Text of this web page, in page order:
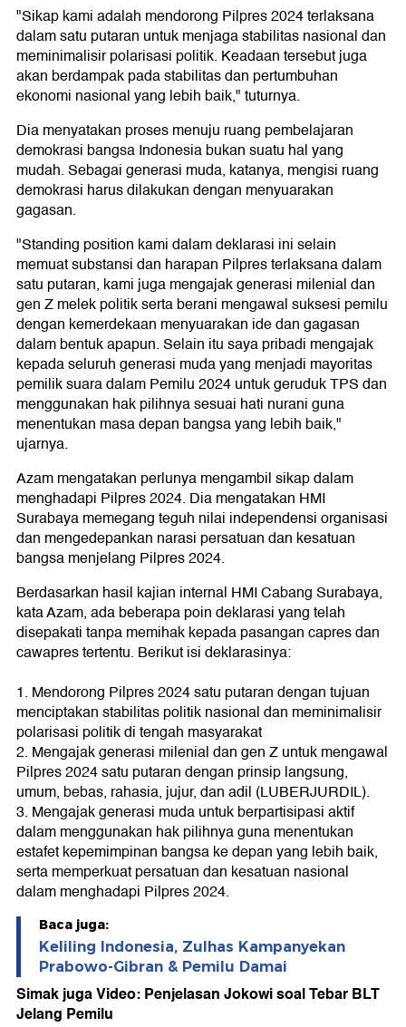
"Sikap kami adalah mendorong Pilpres 2024 terlaksana
dalam satu putaran untuk menjaga stabilitas nasional dan
meminimalisir polarisasi politik. Keadaan tersebut juga
akan berdampak pada stabilitas dan pertumbuhan
ekonomi nasional yang lebih baik," tuturnya.
Dia menyatakan proses menuju ruang pembelajaran
demokrasi bangsa Indonesia bukan suatu hal yang
mudah. Sebagai generasi muda, katanya, mengisi ruang
demokrasi harus dilakukan dengan menyuarakan
gagasan.
"Standing position kami dalam deklarasi ini selain
memuat substansi dan harapan Pilpres terlaksana dalam
satu putaran, kami juga mengajak generasi milenial dan
gen Z melek politik serta berani mengawal suksesi pemilu
dengan kemerdekaan menyuarakan ide dan gagasan
dalam bentuk apapun. Selain itu saya pribadi mengajak
kepada seluruh generasi muda yang menjadi mayoritas
pemilik suara dalam Pemilu 2024 untuk geruduk TPS dan
menggunakan hak pilihnya sesuai hati nurani guna
menentukan masa depan bangsa yang lebih baik,"
ujarnya.
Azam mengatakan perlunya mengambil sikap dalam
menghadapi Pilpres 2024. Dia mengatakan HMI
Surabaya memegang teguh nilai independensi organisasi
dan mengedepankan narasi persatuan dan kesatuan
bangsa menjelang Pilpres 2024.
Berdasarkan hasil kajian internal HMI Cabang Surabaya,
kata Azam, ada beberapa poin deklarasi yang telah
disepakati tanpa memihak kepada pasangan capres dan
cawapres tertentu. Berikut isi deklarasinya:
1. Mendorong Pilpres 2024 satu putaran dengan tujuan
menciptakan stabilitas politik nasional dan meminimalisir
polarisasi politik di tengah masyarakat
2. Mengajak generasi milenial dan gen Z untuk mengawal
Pilpres 2024 satu putaran dengan prinsip langsung,
umum, bebas, rahasia, jujur, dan adil (LUBERJURDIL).
3. Mengajak generasi muda untuk berpartisipasi aktif
dalam menggunakan hak pilihnya guna menentukan
estafet kepemimpinan bangsa ke depan yang lebih baik,
serta memperkuat persatuan dan kesatuan nasional
dalam menghadapi Pilpres 2024.
Baca juga:
Keliling Indonesia, Zulhas Kampanyekan
Prabowo-Gibran & Pemilu Damai
Simak juga Video: Penjelasan Jokowi soal Tebar BLT
Jelang Pemilu